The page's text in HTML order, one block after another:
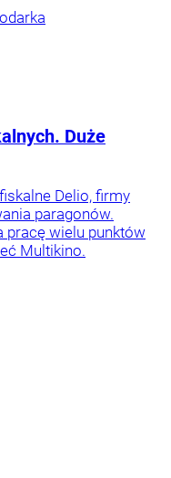
Duże
Delio, firmy
paragonów.
pracę wielu punktów
Multikino.